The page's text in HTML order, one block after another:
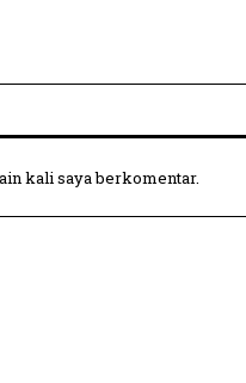
kali saya berkomentar.